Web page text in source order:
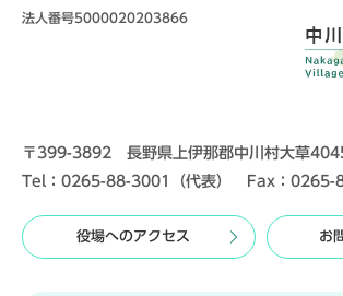
法人番号5000020203866
〒399-3892 長野県上伊那郡中川村大草
Tel：0265-88-3001（代表） Fax：0265-
役場へのアクセス お